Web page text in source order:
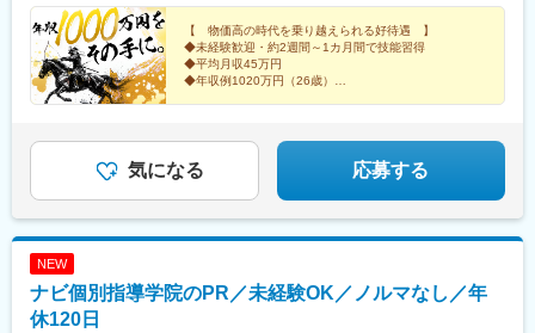
日山駅車8分八王子支社／八王子駅車11分奈良支社／新大宮駅車6
分練馬支社／石神井公園駅12分横浜支社／横浜駅1o分北九州支社
／片野駅8分熊本支社／東海学園前駅10分鹿児島支社／中洲通駅1
分藤沢支社／辻堂駅近く三郷支社／三郷駅8分★：駐車場有＜
2025年8月以降 新規開設予定＞※オープンまでは近隣支社勤務四
Ｒ難波駅、みなと元町駅、浅間町駅、大町西公園駅、中洲川端
駅、東寺駅、都通駅、不動前駅、なんば駅(地下鉄)、県庁前駅(兵
庫県)、国際センター駅、九条駅(京都府)、市立病院前駅(鹿児島県)
【 物価高の時代を乗り越えられる好待遇 】
◆未経験歓迎・約2週間～1カ月間で技能習得
◆平均月収45万円
◆年収例1020万円（26歳）
気になる 応募する
NEW
ナビ個別指導学院のPR／未経験OK／ノルマなし／年
休120日